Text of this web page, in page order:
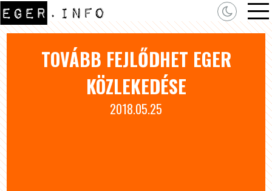
TOVÁBB FEJLŐDHET EGER
KÖZLEKEDÉSE
2018.05.25